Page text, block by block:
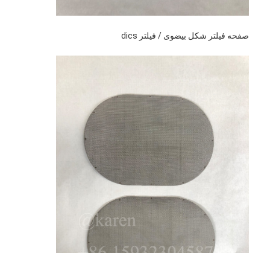
صفحه فیلتر شکل بیضوی / فیلتر dics